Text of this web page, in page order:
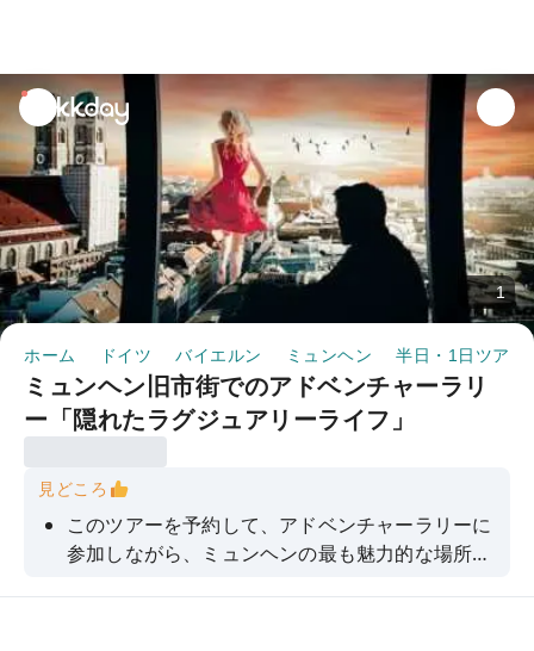
unread
notifications
1
ホーム ドイツ バイエルン ミュンヘン 半日・1日ツアー
ミュンヘン旧市街でのアドベンチャーラリ
ー「隠れたラグジュアリーライフ」
見どころ
このツアーを予約して、アドベンチャーラリーに
参加しながら、ミュンヘンの最も魅力的な場所や